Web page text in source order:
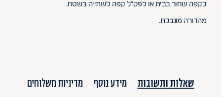
לקפה שחור בבית או לפק"ל קפה לשתייה בשטח.
מהדורה מוגבלת.
שאלות ותשובות מידע נוסף מדיניות משלוחים